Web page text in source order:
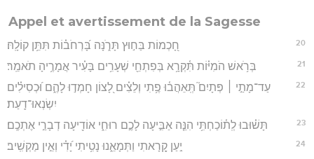
Appel et avertissement de la Sagesse
20 חָ֭כְמוֹת בַּח֣וּץ תָּרֹ֑נָּה בָּ֝רְחֹב֗וֹת תִּתֵּ֥ן קוֹלָֽהּ׃
21 בְּרֹ֥אשׁ הֹמִיּ֗וֹת תִּ֫קְרָ֥א בְּפִתְחֵ֖י שְׁעָרִ֥ים בָּעִ֗יר אֲמָרֶ֥יהָ תֹאמֵֽר׃
22
עַד־מָתַ֣י ׀ פְּתָיִם֮ תְּֽאֵהֲב֫וּ פֶ֥תִי וְלֵצִ֗ים לָ֭צוֹן חָמְד֣וּ לָהֶ֑ם וּ֝כְסִילִ֗ים
יִשְׂנְאוּ־דָֽעַת׃
23 תָּשׁ֗וּבוּ לְֽת֫וֹכַחְתִּ֥י הִנֵּ֤ה אַבִּ֣יעָה לָכֶ֣ם רוּחִ֑י אוֹדִ֖יעָה דְבָרַ֣י אֶתְכֶֽם׃
24 יַ֣עַן קָ֭רָאתִי וַתְּמָאֵ֑נוּ נָטִ֥יתִי יָ֝דִ֗י וְאֵ֣ין מַקְשִֽׁיב׃